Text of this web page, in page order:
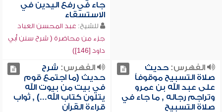
جاء في رفع اليدين في
الاستسقاء
للشيخ: عبد المحسن العباد
جزء من محاضرة ( شرح سنن أبي
داود [146])
الفهرس:حديث
صلاة التسبيح موقوفاً
على عبد الله بن عمرو
وتراجم رجاله , ما جاء في
صلاة التسبيح
الفهرس: شرح
حديث (ما اجتمع قوم
في بيت من بيوت الله
يتلون كتاب الله...) , ثواب
قراءة القرآن